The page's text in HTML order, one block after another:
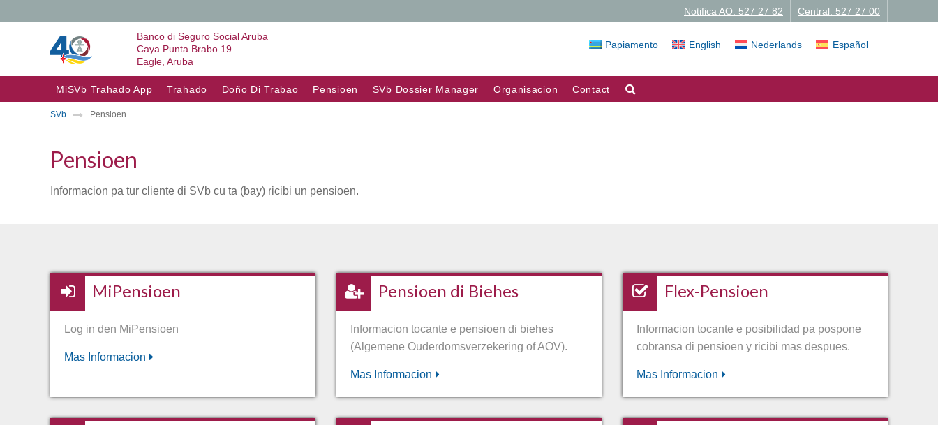
Notifica AO: 527 27 82 Central: 527 27 00
Papiamento English Nederlands Español
Banco di Seguro Social Aruba
Caya Punta Brabo 19
Eagle, Aruba
Skip to content
MiSVb Trahado App Trahado Doño Di Trabao Pensioen SVb Dossier Manager Organisacion Contact
SVb Pensioen
Pensioen
Informacion pa tur cliente di SVb cu ta (bay) ricibi un pensioen.
MiPensioen
Log in den MiPensioen
Mas Informacion
Pensioen di Biehes
Informacion tocante e pensioen di biehes
(Algemene Ouderdomsverzekering of AOV).
Mas Informacion
Flex-Pensioen
Informacion tocante e posibilidad pa pospone
cobransa di pensioen y ricibi mas despues.
Mas Informacion